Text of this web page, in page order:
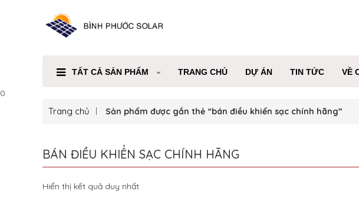
TẤT CẢ SẢN PHẨM TRANG CHỦ DỰ ÁN TIN TỨC VỀ
0
Trang chủ Sản phẩm được gắn thẻ “bán điều khiển sạc chính hãng”
BÁN ĐIỀU KHIỂN SẠC CHÍNH HÃNG
Hiển thị kết quả duy nhất